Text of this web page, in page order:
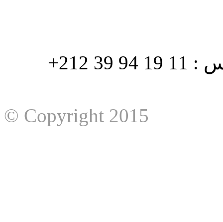
هاتف : 90/88 32 94 39 212+ فاكس : 11 19 94 39 212+
© Copyright 2015